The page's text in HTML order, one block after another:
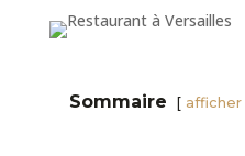
Sommaire afficher